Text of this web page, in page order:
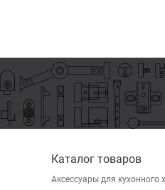
Каталог товаров
Аксессуары для кухонного